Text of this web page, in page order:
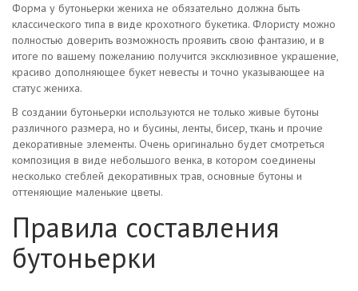
Форма у бутоньерки жениха не обязательно должна быть
классического типа в виде крохотного букетика. Флористу можно
полностью доверить возможность проявить свою фантазию, и в
итоге по вашему пожеланию получится эксклюзивное украшение,
красиво дополняющее букет невесты и точно указывающее на
статус жениха.
В создании бутоньерки используются не только живые бутоны
различного размера, но и бусины, ленты, бисер, ткань и прочие
декоративные элементы. Очень оригинально будет смотреться
композиция в виде небольшого венка, в котором соединены
несколько стеблей декоративных трав, основные бутоны и
оттеняющие маленькие цветы.
Правила составления
бутоньерки